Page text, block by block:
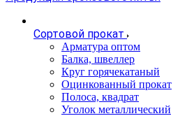
Сортовой прокат
Арматура оптом
Балка, швеллер
Круг горячекатаный
Оцинкованный прокат
Полоса, квадрат
Уголок металлический